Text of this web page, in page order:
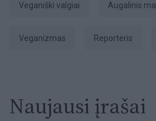
veganiški valgiai augalinis
veganizmas Reporteris
Naujausi įrašai